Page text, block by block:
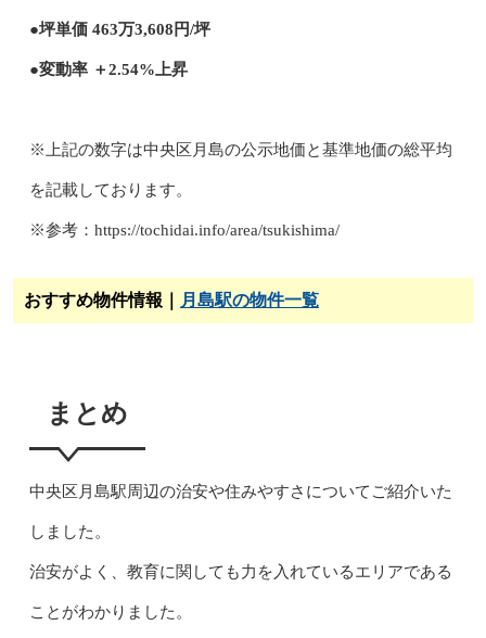
●坪単価 463万3,608円/坪
●変動率 ＋2.54%上昇
※上記の数字は中央区月島の公示地価と基準地価の総平均
を記載しております。
※参考：https://tochidai.info/area/tsukishima/
おすすめ物件情報｜ 月島駅の物件一覧
まとめ
中央区月島駅周辺の治安や住みやすさについてご紹介いた
しました。
治安がよく、教育に関しても力を入れているエリアである
ことがわかりました。